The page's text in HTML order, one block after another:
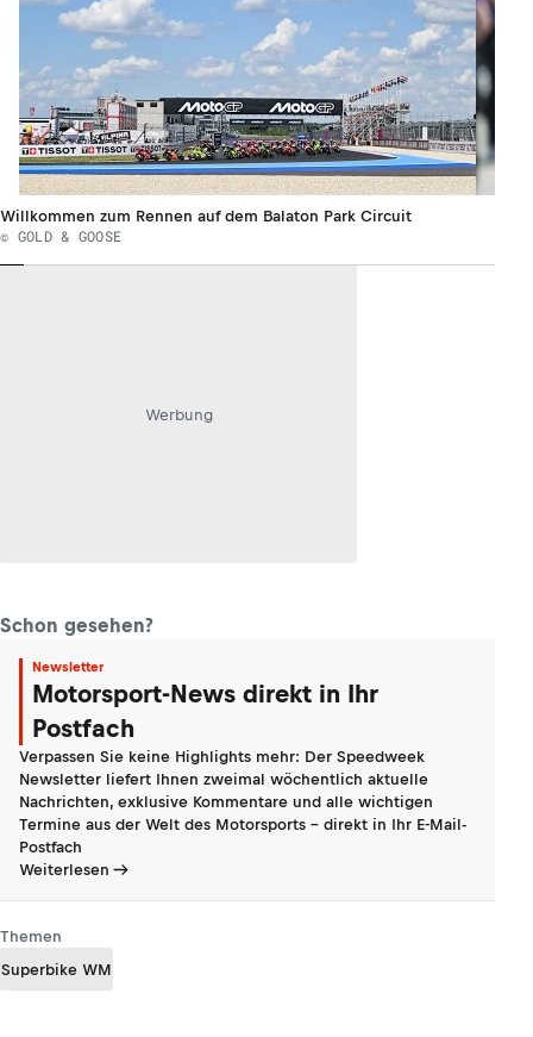
Willkommen zum Rennen auf dem Balaton Park Circuit
© GOLD & GOOSE
Werbung
Schon gesehen?
Newsletter
Motorsport-News direkt in Ihr
Postfach
Verpassen Sie keine Highlights mehr: Der Speedweek
Newsletter liefert Ihnen zweimal wöchentlich aktuelle
Nachrichten, exklusive Kommentare und alle wichtigen
Termine aus der Welt des Motorsports - direkt in Ihr E-Mail-
Postfach
Weiterlesen
Themen
Superbike WM